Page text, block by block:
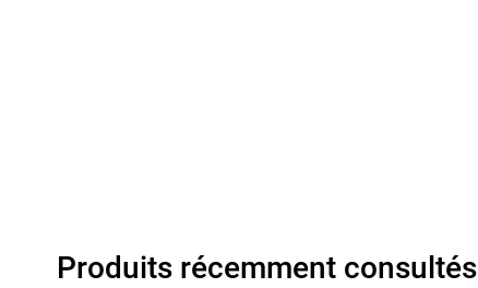
Produits récemment consultés